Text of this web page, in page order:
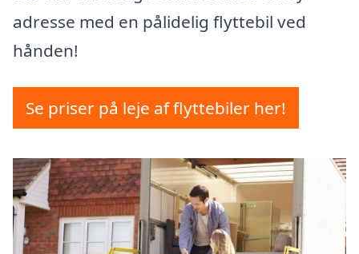
adresse med en pålidelig flyttebil ved
hånden!
Se priser på leje af flyttebiler her!